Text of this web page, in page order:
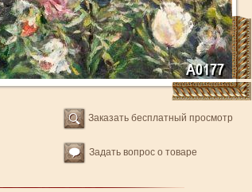
Заказать бесплатный просмотр
Задать вопрос о товаре